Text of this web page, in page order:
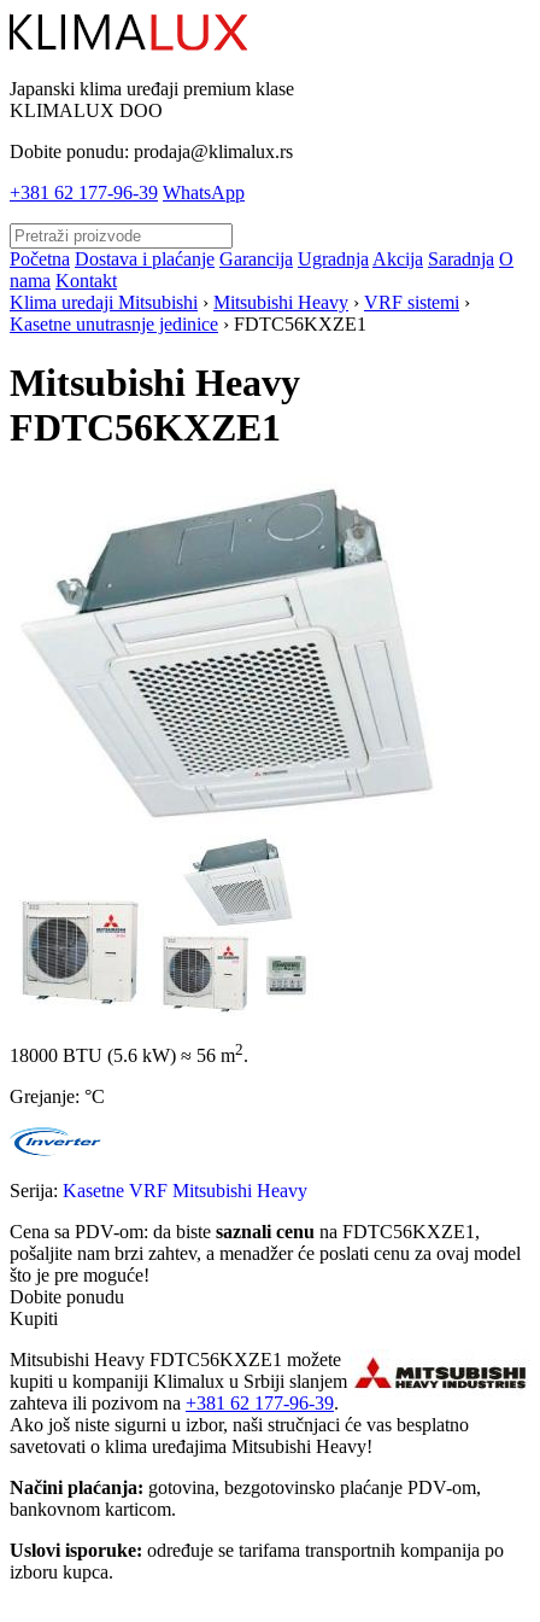
Japanski klima uređaji premium klase
KLIMALUX DOO
Dobite ponudu: prodaja@klimalux.rs
+381 62 177-96-39 WhatsApp
Početna Dostava i plaćanje Garancija Ugradnja Akcija Saradnja O
nama Kontakt
Klima uredaji Mitsubishi › Mitsubishi Heavy › VRF sistemi ›
Kasetne unutrasnje jedinice › FDTC56KXZE1
Mitsubishi Heavy
FDTC56KXZE1
18000 BTU (5.6 kW) ≈ 56 m2.
Grejanje: °C
Serija: Kasetne VRF Mitsubishi Heavy
Cena sa PDV-om: da biste saznali cenu na FDTC56KXZE1,
pošaljite nam brzi zahtev, a menadžer će poslati cenu za ovaj model
što je pre moguće!
Dobite ponudu
Kupiti
Mitsubishi Heavy FDTC56KXZE1 možete
kupiti u kompaniji Klimalux u Srbiji slanjem
zahteva ili pozivom na +381 62 177-96-39.
Ako još niste sigurni u izbor, naši stručnjaci će vas besplatno
savetovati o klima uređajima Mitsubishi Heavy!
Načini plaćanja: gotovina, bezgotovinsko plaćanje PDV-om,
bankovnom karticom.
Uslovi isporuke: određuje se tarifama transportnih kompanija po
izboru kupca.